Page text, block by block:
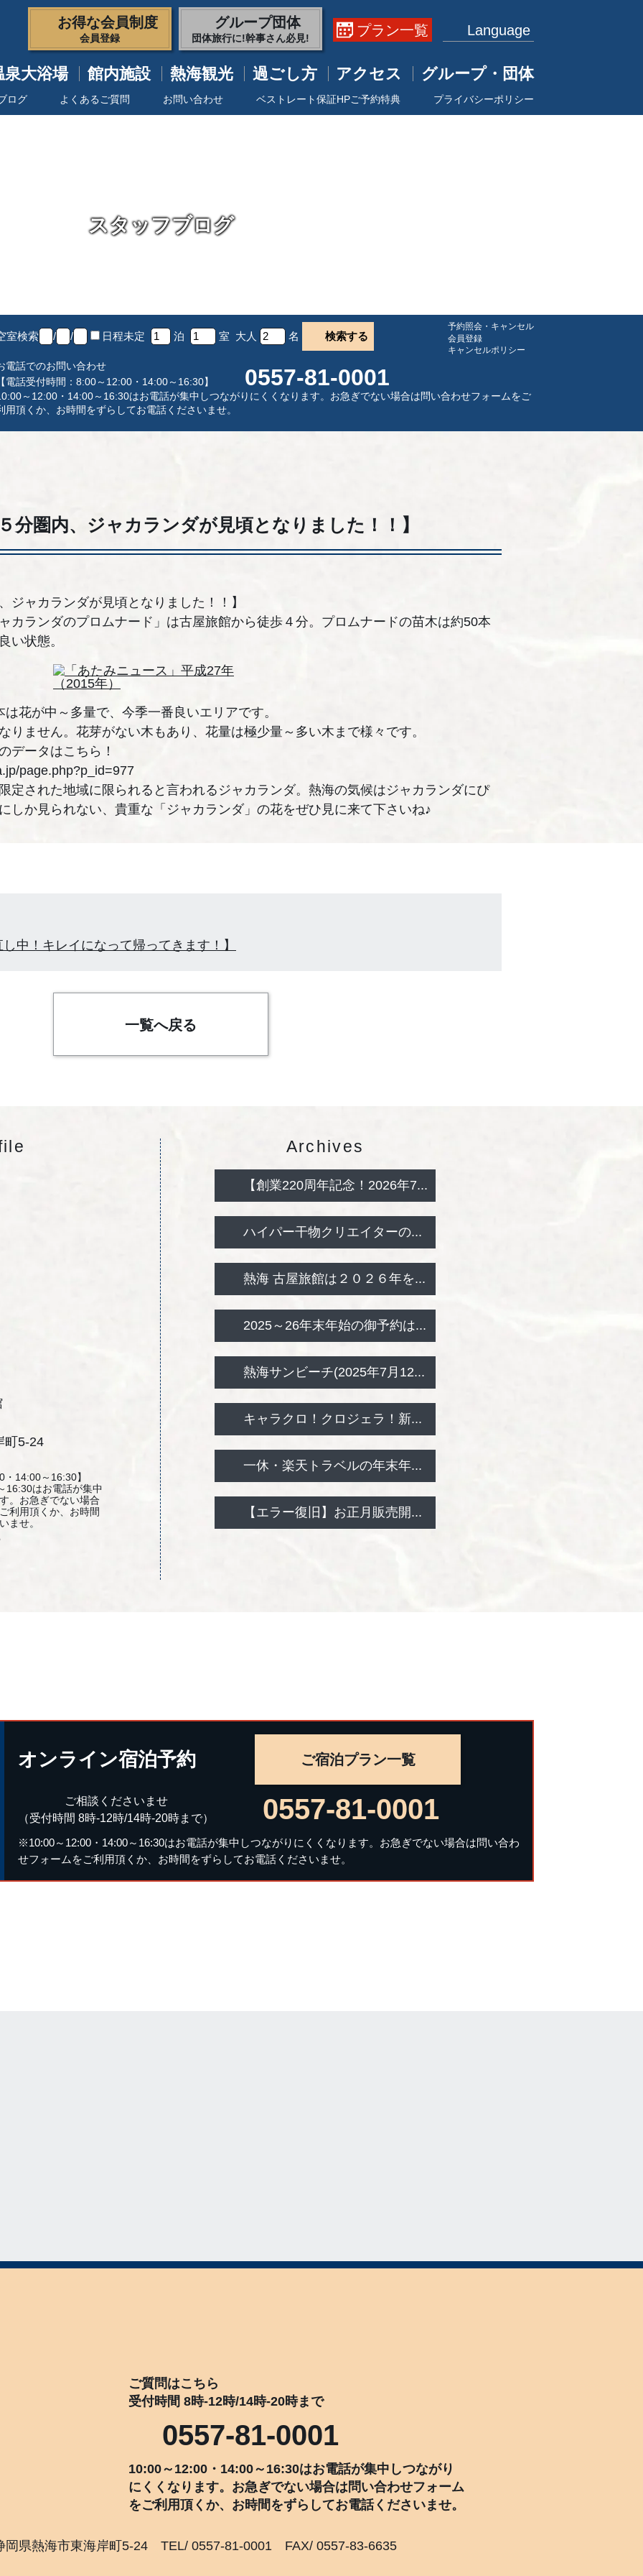
お得な会員制度
会員登録
グループ団体
団体旅行に!幹事さん必見! プラン一覧 Language
泉大浴場 館内施設 熱海観光 過ごし方 アクセス グループ・団体
ログ よくあるご質問 お問い合わせ ベストレート保証HPご予約特典 プライバシーポリシー
スタッフブログ
室検索 / / 日程未定 泊 室 大人 名
予約照会・キャンセル
会員登録
キャンセルポリシー
電話でのお問い合わせ
電話受付時間：8:00～12:00・14:00～16:30】
0557-81-0001
～12:00・14:00～16:30はお電話が集中しつながりにくくなります。お急ぎでない場合は問い合わせフォームをご
用頂くか、お時間をずらしてお電話くださいませ。
分圏内、ジャカランダが見頃となりました！！】
ジャカランダが見頃となりました！！】
カランダのプロムナード」は古屋旅館から徒歩４分。プロムナードの苗木は約50本
い状態。
花が中～多量で、今季一番良いエリアです。
りません。花芽がない木もあり、花量は極少量～多い木まで様々です。
データはこちら！
page.php?p_id=977
定された地域に限られると言われるジャカランダ。熱海の気候はジャカランダにぴ
しか見られない、貴重な「ジャカランダ」の花をぜひ見に来て下さいね♪
中！キレイになって帰ってきます！】
一覧へ戻る
町5-24
14:00～16:30】
はお電話が集中
。お急ぎでない場合
利用頂くか、お時間
ませ。
Archives
【創業220周年記念！2026年7...
ハイパー干物クリエイターの...
熱海 古屋旅館は２０２６年を...
2025～26年末年始の御予約は...
熱海サンビーチ(2025年7月12...
キャラクロ！クロジェラ！新...
一休・楽天トラベルの年末年...
【エラー復旧】お正月販売開...
オンライン宿泊予約 ご宿泊プラン一覧
ご相談くださいませ
（受付時間 8時-12時/14時-20時まで）
0557-81-0001
※10:00～12:00・14:00～16:30はお電話が集中しつながりにくくなります。お急ぎでない場合は問い合わ
せフォームをご利用頂くか、お時間をずらしてお電話くださいませ。
ご質問はこちら
受付時間 8時-12時/14時-20時まで
0557-81-0001
10:00～12:00・14:00～16:30はお電話が集中しつながり
にくくなります。お急ぎでない場合は問い合わせフォーム
をご利用頂くか、お時間をずらしてお電話くださいませ。
県熱海市東海岸町5-24 TEL/ 0557-81-0001 FAX/ 0557-83-6635